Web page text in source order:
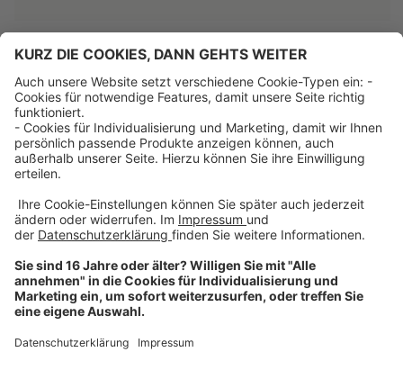
Über uns
Dehner Unternehmen
Jobs bei Dehner